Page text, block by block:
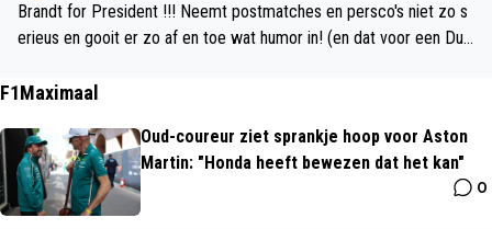
Brandt for President !!! Neemt postmatches en persco's niet zo s
erieus en gooit er zo af en toe wat humor in! (en dat voor een Duit
band van Ajax 1
F1Maximaal
Oud-coureur ziet sprankje hoop voor Aston
Martin: "Honda heeft bewezen dat het kan"
0